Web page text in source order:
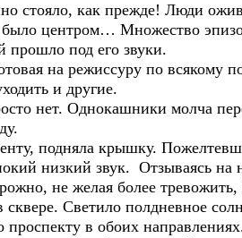
стояло, как прежде! Люди
было центром… Множество
прошло под его звуки.
на режиссуру по
и другие.
нет. Однокашники молча
подняла крышку.
низкий звук. Отзываясь на
не желая более
Светило полдневное
проспекту в обоих